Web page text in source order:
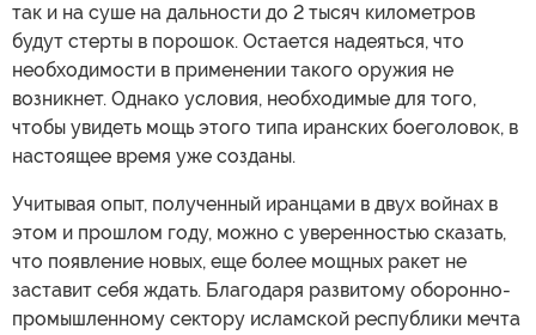
так и на суше на дальности до 2 тысяч километров
будут стерты в порошок. Остается надеяться, что
необходимости в применении такого оружия не
возникнет. Однако условия, необходимые для того,
чтобы увидеть мощь этого типа иранских боеголовок, в
настоящее время уже созданы.
Учитывая опыт, полученный иранцами в двух войнах в
этом и прошлом году, можно с уверенностью сказать,
что появление новых, еще более мощных ракет не
заставит себя ждать. Благодаря развитому оборонно-
промышленному сектору исламской республики мечта